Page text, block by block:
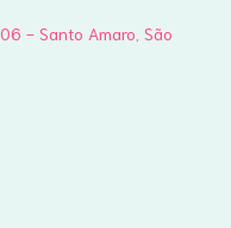
- Santo Amaro, São